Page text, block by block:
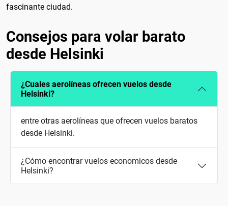
fascinante ciudad.
Consejos para volar barato
desde Helsinki
¿Cuales aerolíneas ofrecen vuelos desde
Helsinki?
entre otras aerolíneas que ofrecen vuelos baratos
desde Helsinki.
¿Cómo encontrar vuelos economicos desde
Helsinki?